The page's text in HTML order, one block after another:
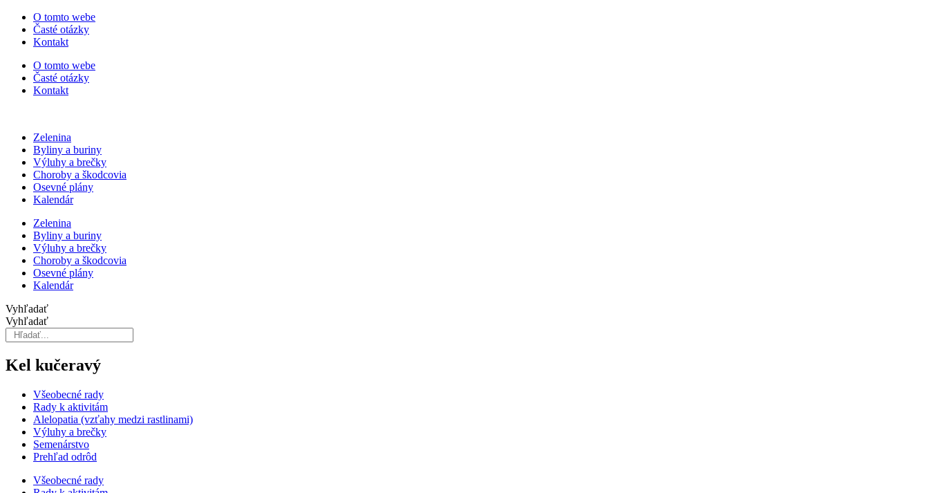
Preskočiť
obsah
O tomto webe
Časté otázky
Kontakt
O tomto webe
Časté otázky
Kontakt
Zelenina
Byliny a buriny
Výluhy a brečky
Choroby a škodcovia
Osevné plány
Kalendár
Zelenina
Byliny a buriny
Výluhy a brečky
Choroby a škodcovia
Osevné plány
Kalendár
Vyhľadať
Vyhľadať
Kel kučeravý
Všeobecné rady
Rady k aktivitám
Alelopatia (vzťahy medzi rastlinami)
Výluhy a brečky
Semenárstvo
Prehľad odrôd
Všeobecné rady